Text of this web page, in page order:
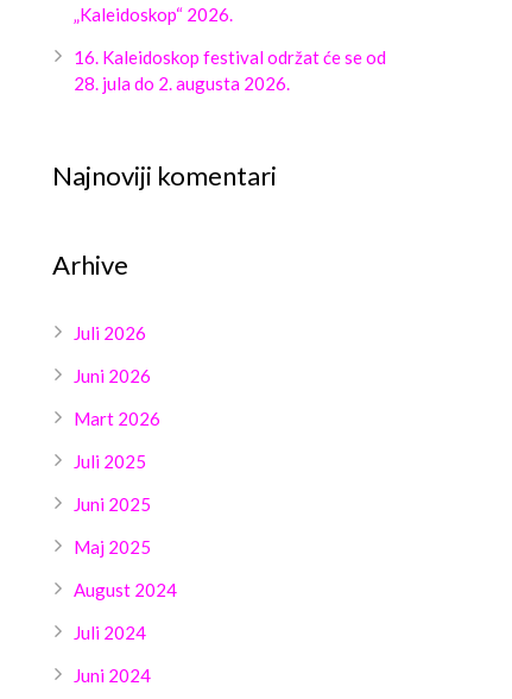
„Kaleidoskop“ 2026.
16. Kaleidoskop festival održat će se od
28. jula do 2. augusta 2026.
Najnoviji komentari
Arhive
Juli 2026
Juni 2026
Mart 2026
Juli 2025
Juni 2025
Maj 2025
August 2024
Juli 2024
Juni 2024